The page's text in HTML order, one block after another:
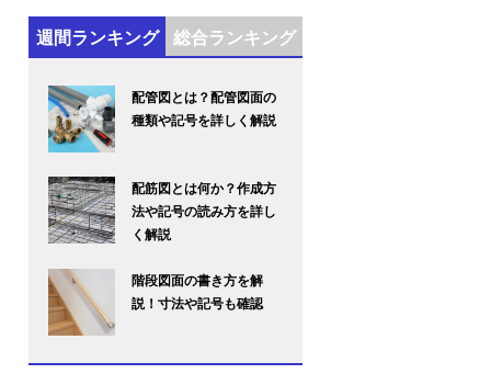
週間ランキング 総合ランキング
配管図とは？配管図面の
種類や記号を詳しく解説
配筋図とは何か？作成方
法や記号の読み方を詳し
く解説
階段図面の書き方を解
説！寸法や記号も確認